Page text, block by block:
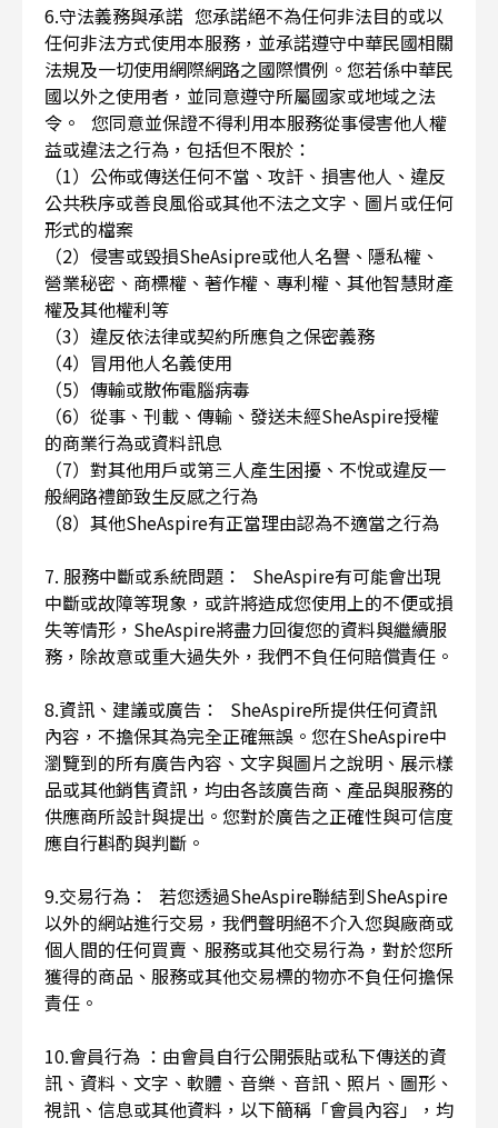
6.守法義務與承諾 您承諾絕不為任何非法目的或以
任何非法方式使用本服務，並承諾遵守中華民國相關
法規及一切使用網際網路之國際慣例。您若係中華民
國以外之使用者，並同意遵守所屬國家或地域之法
令。 您同意並保證不得利用本服務從事侵害他人權
益或違法之行為，包括但不限於：
（1）公佈或傳送任何不當、攻訐、損害他人、違反
公共秩序或善良風俗或其他不法之文字、圖片或任何
形式的檔案
（2）侵害或毀損SheAsipre或他人名譽、隱私權、
營業秘密、商標權、著作權、專利權、其他智慧財產
權及其他權利等
（3）違反依法律或契約所應負之保密義務
（4）冒用他人名義使用
（5）傳輸或散佈電腦病毒
（6）從事、刊載、傳輸、發送未經SheAspire授權
的商業行為或資料訊息
（7）對其他用戶或第三人產生困擾、不悅或違反一
般網路禮節致生反感之行為
（8）其他SheAspire有正當理由認為不適當之行為
7. 服務中斷或系統問題： SheAspire有可能會出現
中斷或故障等現象，或許將造成您使用上的不便或損
失等情形，SheAspire將盡力回復您的資料與繼續服
務，除故意或重大過失外，我們不負任何賠償責任。
8.資訊、建議或廣告： SheAspire所提供任何資訊
內容，不擔保其為完全正確無誤。您在SheAspire中
瀏覽到的所有廣告內容、文字與圖片之說明、展示樣
品或其他銷售資訊，均由各該廣告商、產品與服務的
供應商所設計與提出。您對於廣告之正確性與可信度
應自行斟酌與判斷。
9.交易行為： 若您透過SheAspire聯結到SheAspire
以外的網站進行交易，我們聲明絕不介入您與廠商或
個人間的任何買賣、服務或其他交易行為，對於您所
獲得的商品、服務或其他交易標的物亦不負任何擔保
責任。
10.會員行為 ：由會員自行公開張貼或私下傳送的資
訊、資料、文字、軟體、音樂、音訊、照片、圖形、
視訊、信息或其他資料，以下簡稱「會員內容」，均